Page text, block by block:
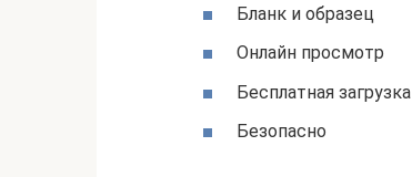
Бланк и образец
Онлайн просмотр
Бесплатная загрузка
Безопасно